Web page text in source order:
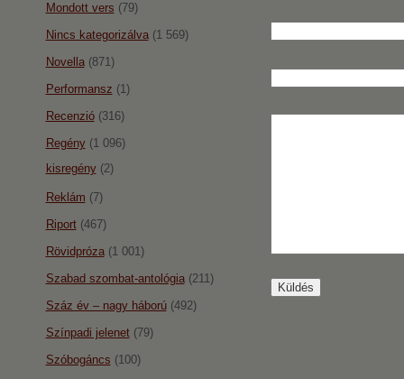
Mondott vers (79)
Nincs kategorizálva(1 569)
Novella(871)
Performansz (1)
Recenzió(316)
Regény(1 096)
kisregény(2)
Reklám (7)
Riport(467)
Rövidpróza(1 001)
Szabad szombat-antológia(211)
Száz év – nagy háború(492)
Színpadi jelenet(79)
Szóbogáncs (100)